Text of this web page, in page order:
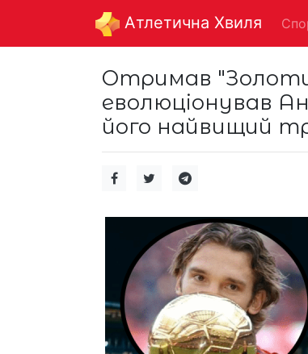
Aтлетична Хвиля
Отримав
еволюціонував
його найвищий